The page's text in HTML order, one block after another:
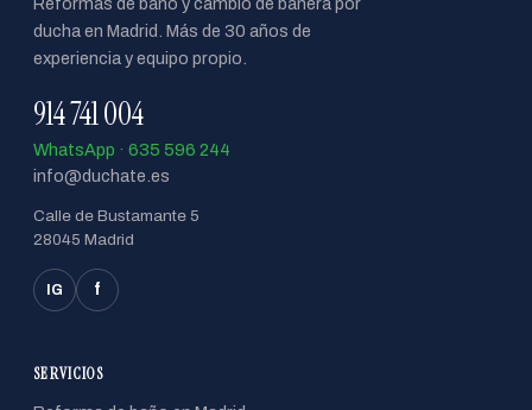
ducha en Madrid. Más de 30 años de
experiencia y equipo propio.
914 741 004
WhatsApp · 635 596 244
info@duchate.es
Calle de Bustamante 5
28045 Madrid
IG f
SERVICIOS